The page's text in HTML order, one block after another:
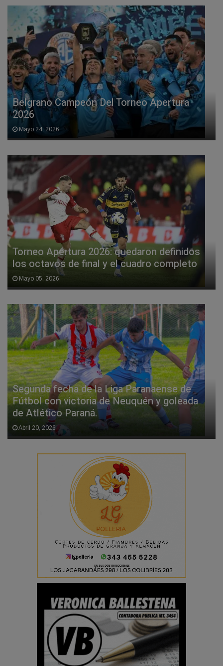
Belgrano Campeón Del Torneo Apertura
2026
Mayo 24, 2026
Torneo Apertura 2026: quedaron definidos
los octavos de final y el cuadro completo
Mayo 05, 2026
Segunda fecha de la Liga Paranaense de
Fútbol con victoria de Neuquén y goleada
de Atlético Paraná.
Abril 20, 2026